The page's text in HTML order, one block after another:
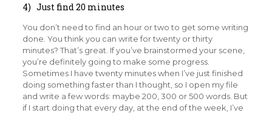
4) Just find 20 minutes
You don’t need to find an hour or two to get some writing
done. You think you can write for twenty or thirty
minutes? That’s great. If you’ve brainstormed your scene,
you’re definitely going to make some progress.
Sometimes I have twenty minutes when I’ve just finished
doing something faster than I thought, so I open my file
and write a few words: maybe 200, 300 or 500 words. But
if I start doing that every day, at the end of the week, I’ve